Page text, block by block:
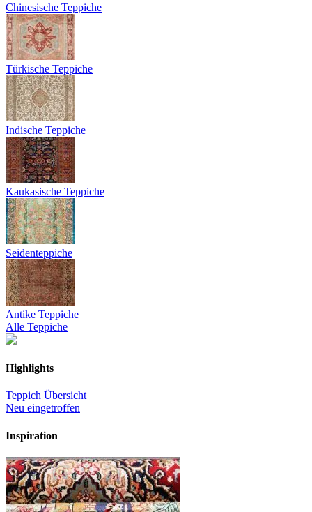
Chinesische Teppiche
Türkische Teppiche
Indische Teppiche
Kaukasische Teppiche
Seidenteppiche
Antike Teppiche
Alle Teppiche
Highlights
Teppich Übersicht
Neu eingetroffen
Inspiration